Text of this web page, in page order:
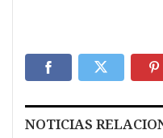
NOTICIAS